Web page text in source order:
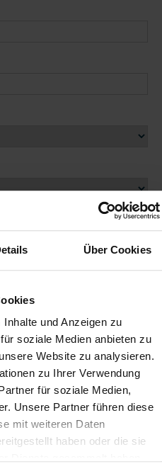
Über Cookies
und Anzeigen zu
soziale Medien anbieten zu
Website zu analysieren.
zu Ihrer Verwendung
für soziale Medien,
Unsere Partner führen diese
mit weiteren Daten
haben oder die sie
- Bilder, Word oder PDF)